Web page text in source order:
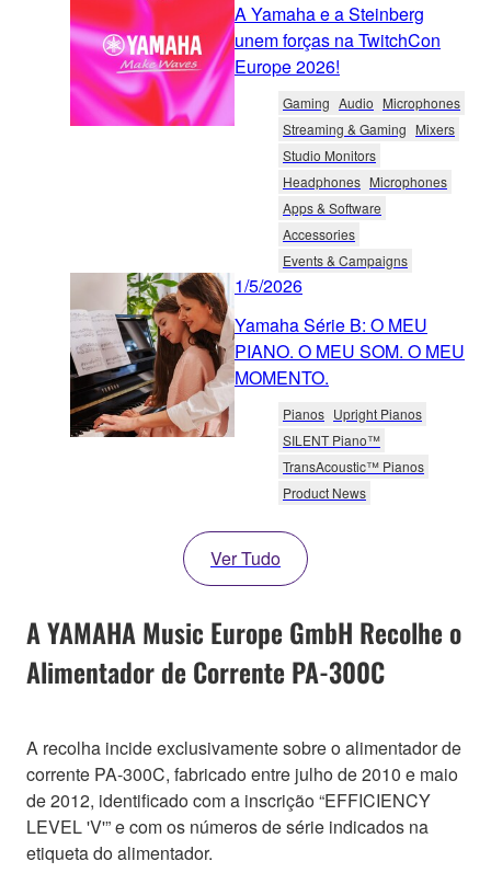
A Yamaha e a Steinberg
unem forças na TwitchCon
Europe 2026!
Gaming Audio Microphones
Streaming & Gaming Mixers
Studio Monitors
Headphones Microphones
Apps & Software
Accessories
Events & Campaigns
1/5/2026
Yamaha Série B: O MEU
PIANO. O MEU SOM. O MEU
MOMENTO.
Pianos Upright Pianos
SILENT Piano™
TransAcoustic™ Pianos
Product News
Ver Tudo
A YAMAHA Music Europe GmbH Recolhe o
Alimentador de Corrente PA-300C
A recolha incide exclusivamente sobre o alimentador de
corrente PA-300C, fabricado entre julho de 2010 e maio
de 2012, identificado com a inscrição “EFFICIENCY
LEVEL 'V'” e com os números de série indicados na
etiqueta do alimentador.